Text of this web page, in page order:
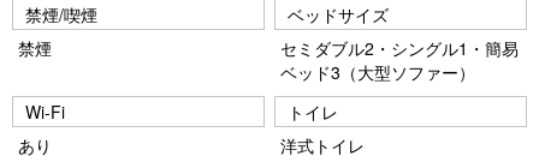
禁煙/喫煙
禁煙
ベッドサイズ
セミダブル2・シングル1・簡易
ベッド3（大型ソファー）
Wi-Fi
あり
トイレ
洋式トイレ